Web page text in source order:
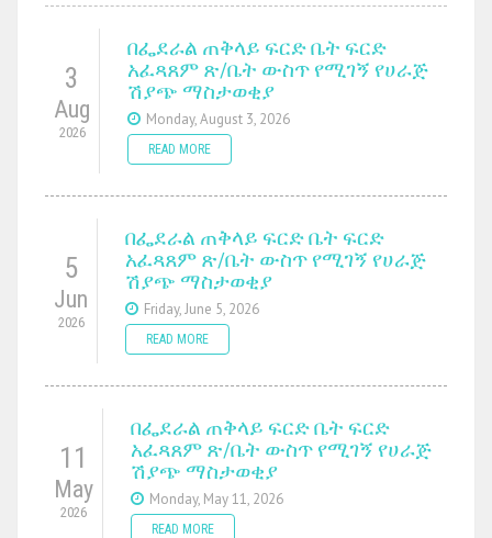
3
Aug
2026
በፌደራል ጠቅላይ ፍርድ ቤት ፍርድ
አፈጻጸም ጽ/ቤት ውስጥ የሚገኝ የሀራጅ
ሽያጭ ማስታወቂያ
Monday, August 3, 2026
READ MORE
5
Jun
2026
በፌደራል ጠቅላይ ፍርድ ቤት ፍርድ
አፈጻጸም ጽ/ቤት ውስጥ የሚገኝ የሀራጅ
ሽያጭ ማስታወቂያ
Friday, June 5, 2026
READ MORE
11
May
2026
በፌደራል ጠቅላይ ፍርድ ቤት ፍርድ
አፈጻጸም ጽ/ቤት ውስጥ የሚገኝ የሀራጅ
ሽያጭ ማስታወቂያ
Monday, May 11, 2026
READ MORE